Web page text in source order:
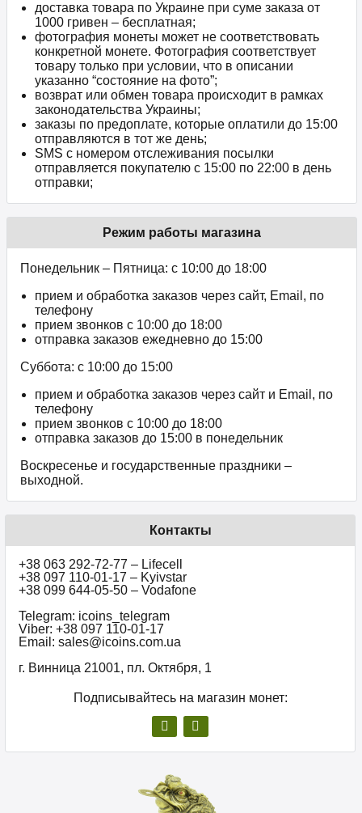
доставка товара по Украине при суме заказа от
1000 гривен – бесплатная;
фотография монеты может не соответствовать
конкретной монете. Фотография соответствует
товару только при условии, что в описании
указанно “состояние на фото”;
возврат или обмен товара происходит в рамках
законодательства Украины;
заказы по предоплате, которые оплатили до 15:00
отправляются в тот же день;
SMS с номером отслеживания посылки
отправляется покупателю с 15:00 по 22:00 в день
отправки;
Режим работы магазина
Понедельник – Пятница: с 10:00 до 18:00
прием и обработка заказов через сайт, Email, по
телефону
прием звонков c 10:00 до 18:00
отправка заказов ежедневно до 15:00
Суббота: с 10:00 до 15:00
прием и обработка заказов через сайт и Email, по
телефону
прием звонков c 10:00 до 18:00
отправка заказов до 15:00 в понедельник
Воскресенье и государственные праздники –
выходной.
Контакты
+38 063 292-72-77 – Lifecell
+38 097 110-01-17 – Kyivstar
+38 099 644-05-50 – Vodafone
Telegram: icoins_telegram
Viber: +38 097 110-01-17
Email: sales@icoins.com.ua
г. Винница 21001, пл. Октября, 1
Подписывайтесь на магазин монет: